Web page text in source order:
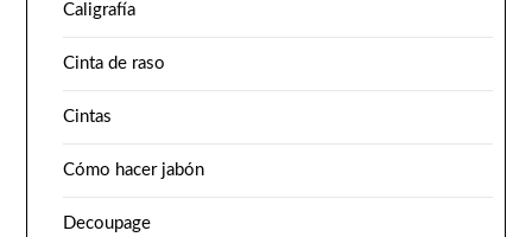
Caligrafía
Cinta de raso
Cintas
Cómo hacer jabón
Decoupage